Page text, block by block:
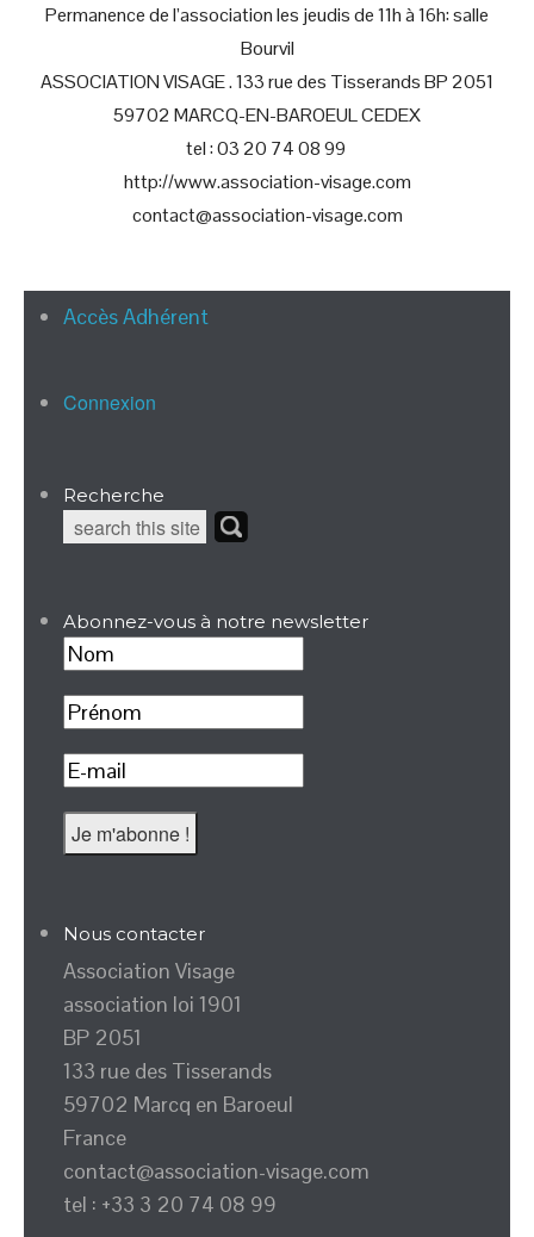
Permanence de l’association les jeudis de 11h à 16h: salle
Bourvil
ASSOCIATION VISAGE . 133 rue des Tisserands BP 2051
59702 MARCQ-EN-BAROEUL CEDEX
tel : 03 20 74 08 99
http://www.association-visage.com
contact@association-visage.com
Accès Adhérent
Connexion
Recherche
Abonnez-vous à notre newsletter
Nous contacter
Association Visage
association loi 1901
BP 2051
133 rue des Tisserands
59702 Marcq en Baroeul
France
contact@association-visage.com
tel : +33 3 20 74 08 99